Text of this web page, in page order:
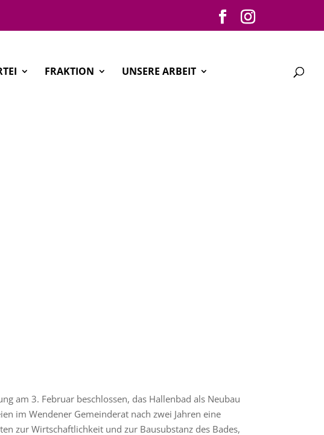
FRAKTION UNSERE ARBEIT
am 3. Februar beschlossen, das Hallenbad als Neubau
im Wendener Gemeinderat nach zwei Jahren eine
zur Wirtschaftlichkeit und zur Bausubstanz des Bades,